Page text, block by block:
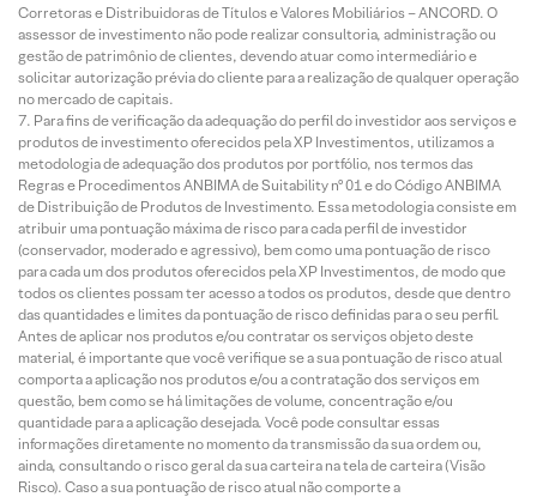
Corretoras e Distribuidoras de Títulos e Valores Mobiliários – ANCORD. O
assessor de investimento não pode realizar consultoria, administração ou
gestão de patrimônio de clientes, devendo atuar como intermediário e
solicitar autorização prévia do cliente para a realização de qualquer operação
no mercado de capitais.
Para fins de verificação da adequação do perfil do investidor aos serviços e
produtos de investimento oferecidos pela XP Investimentos, utilizamos a
metodologia de adequação dos produtos por portfólio, nos termos das
Regras e Procedimentos ANBIMA de Suitability nº 01 e do Código ANBIMA
de Distribuição de Produtos de Investimento. Essa metodologia consiste em
atribuir uma pontuação máxima de risco para cada perfil de investidor
(conservador, moderado e agressivo), bem como uma pontuação de risco
para cada um dos produtos oferecidos pela XP Investimentos, de modo que
todos os clientes possam ter acesso a todos os produtos, desde que dentro
das quantidades e limites da pontuação de risco definidas para o seu perfil.
Antes de aplicar nos produtos e/ou contratar os serviços objeto deste
material, é importante que você verifique se a sua pontuação de risco atual
comporta a aplicação nos produtos e/ou a contratação dos serviços em
questão, bem como se há limitações de volume, concentração e/ou
quantidade para a aplicação desejada. Você pode consultar essas
informações diretamente no momento da transmissão da sua ordem ou,
ainda, consultando o risco geral da sua carteira na tela de carteira (Visão
Risco). Caso a sua pontuação de risco atual não comporte a